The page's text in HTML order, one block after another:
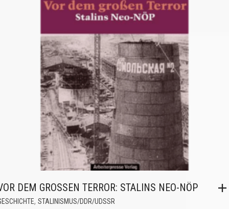
DEM GROSSEN TERROR: STALINS NEO-NÖP
, STALINISMUS/DDR/UDSSR